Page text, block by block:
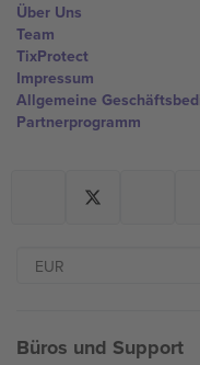
Über Uns
Team
TixProtect
Impressum
Allgemeine
Partnerprogramm
Büros und Support